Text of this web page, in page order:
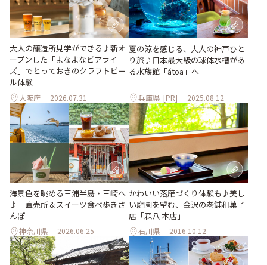
大人の醸造所見学ができる♪新オ
ープンした「よなよなビアライ
ズ」でとっておきのクラフトビー
ル体験
大阪府 2026.07.31
夏の涼を感じる、大人の神戸ひと
り旅♪日本最大級の球体水槽があ
る水族館「átoa」へ
兵庫県 [PR] 2025.08.12
海景色を眺める三浦半島・三崎へ
♪ 直売所＆スイーツ食べ歩きさ
んぽ
神奈川県 2026.06.25
かわいい落雁づくり体験も♪美し
い庭園を望む、金沢の老舗和菓子
店「森八 本店」
石川県 2016.10.12